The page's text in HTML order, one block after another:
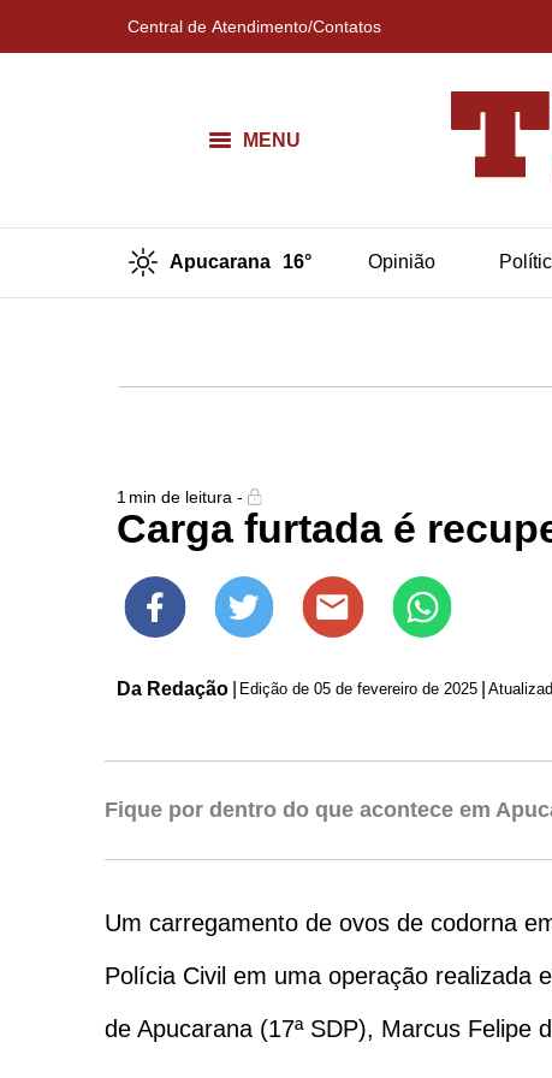
Central de Atendimento/Contatos
MENU
Apucarana 16° Opinião
1 min de leitura -
Carga furtada é
Da Redação Edição de 05 de fevereiro de 2025
Fique por dentro do que acontece em
Um carregamento de ovos de codorna
Polícia Civil em uma operação realizada
de Apucarana (17ª SDP), Marcus Felipe